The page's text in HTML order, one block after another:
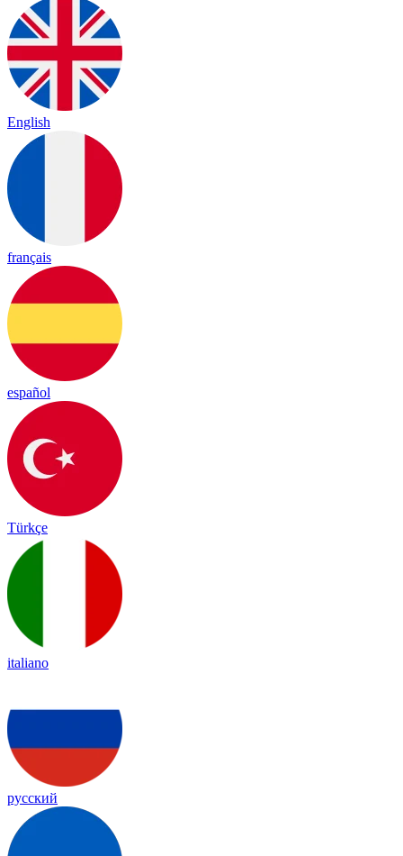
English
français
español
Türkçe
italiano
русский